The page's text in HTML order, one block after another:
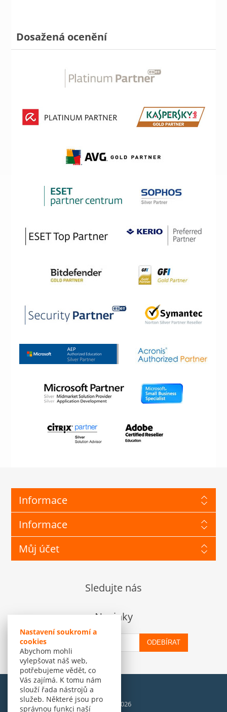
Nastavení soukromí a
cookies
Abychom mohli
vylepšovat náš web,
potřebujeme vědět, co
Vás zajímá. K tomu nám
slouží řada nástrojů a
služeb. Některé jsou pro
správnou funkci naší
Dosažená ocenění
Informace
Informace
Můj účet
Sledujte nás
Novinky
ODEBÍRAT
© Amenit Software Solutions, 1998 - 2026